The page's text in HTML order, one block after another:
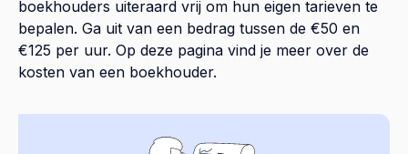
boekhouders uiteraard vrij om hun eigen tarieven te
bepalen. Ga uit van een bedrag tussen de €50 en
€125 per uur. Op deze pagina vind je meer over de
kosten van een boekhouder.